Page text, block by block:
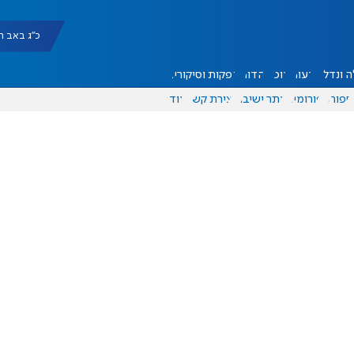
כ"ג באב תשפ"ו
ונדל"ן דעות אוכל יהדות הפקות וסיקורים
ספורט פורומים אתר ישיבה יצירת קשר עוד